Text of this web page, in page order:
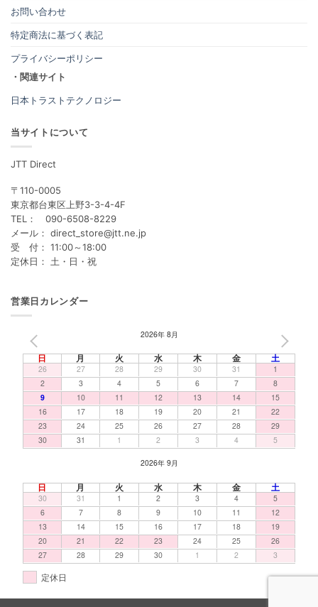
お問い合わせ
特定商法に基づく表記
プライバシーポリシー
・関連サイト
日本トラストテクノロジー
当サイトについて
JTT Direct
〒110-0005
東京都台東区上野3-3-4-4F
TEL： 090-6508-8229
メール： direct_store@jtt.ne.jp
受 付： 11:00～18:00
定休日： 土・日・祝
営業日カレンダー
2026年 8月
日 月 火 水 木 金 土
26 27 28 29 30 31
1
2
3 4 5 6 7
8
9
10 11 12 13 14
15
16
17 18 19 20 21
22
23
24 25 26 27 28
29
30
31 1 2 3 4 5
2026年 9月
日 月 火 水 木 金 土
30 31 1 2 3 4
5
6
7 8 9 10 11
12
13
14 15 16 17 18
19
20
21 22 23 24 25
26
27
28 29 30 1 2 3
定休日